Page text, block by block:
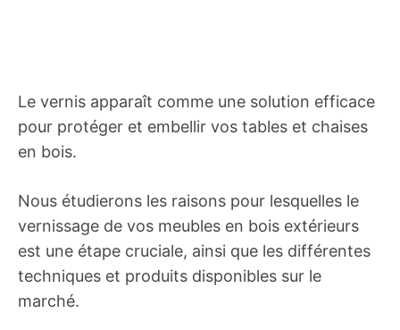
Le vernis apparaît comme une solution efficace
pour protéger et embellir vos tables et chaises
en bois.
Nous étudierons les raisons pour lesquelles le
vernissage de vos meubles en bois extérieurs
est une étape cruciale, ainsi que les différentes
techniques et produits disponibles sur le
marché.